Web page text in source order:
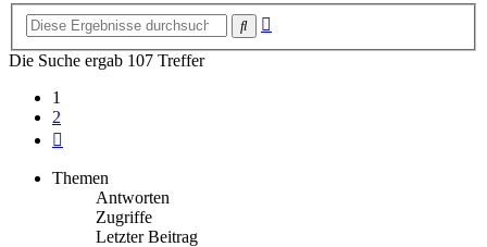
Suche
Die Suche ergab 107 Treffer
1
2
Themen
Antworten
Zugriffe
Letzter Beitrag